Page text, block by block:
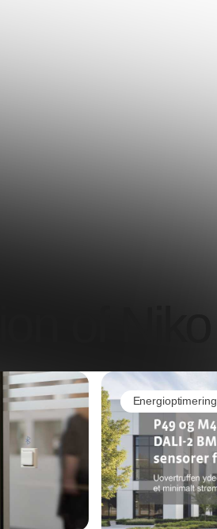
of Niko
Energioptimering